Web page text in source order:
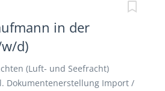
und Schadensmeldungen und
in der
d)
(Luft- und Seefracht)
Dokumentenerstellung Import /